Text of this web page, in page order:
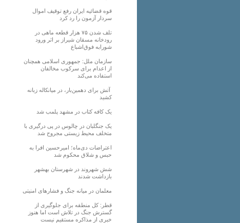
قوه قضائیه ایران رفع توقیف اموال
سردار آزمون را رد کرد
تلف شدن ۷۵ هزار قطعه ماهی در
رودخانه مسقان شیراز بر اثر ورود
شورابه فوق‌اشباع
سازمان ملل: جمهوری اسلامی همچنان
از اعدام برای سرکوب مخالفان
استفاده می‌کند
آتش برای دهمین‌بار، در میانکاله زبانه
کشید
یک کافه کتاب در مشهد پلمب شد
یک جنگلبان در چالوس در پی درگیری با
متخلف محیط زیستی مجروح شد
اعتراضات دی‌ماه؛ امیرحسین افرا به
حبس و شلاق محکوم شد
شش شهروند در شهرستان بهشهر
بازداشت شدند
معلمان در میانه جنگ و فشارهای امنیتی
قطر: کل منطقه برای جلوگیری از
گسترش جنگ در تلاش است اما هنوز
خبری از مذاکره مستقیم نیست